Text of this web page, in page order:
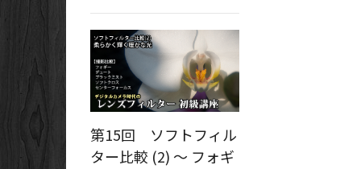
第15回 ソフトフィル
ター比較 (2) ～ フォギ